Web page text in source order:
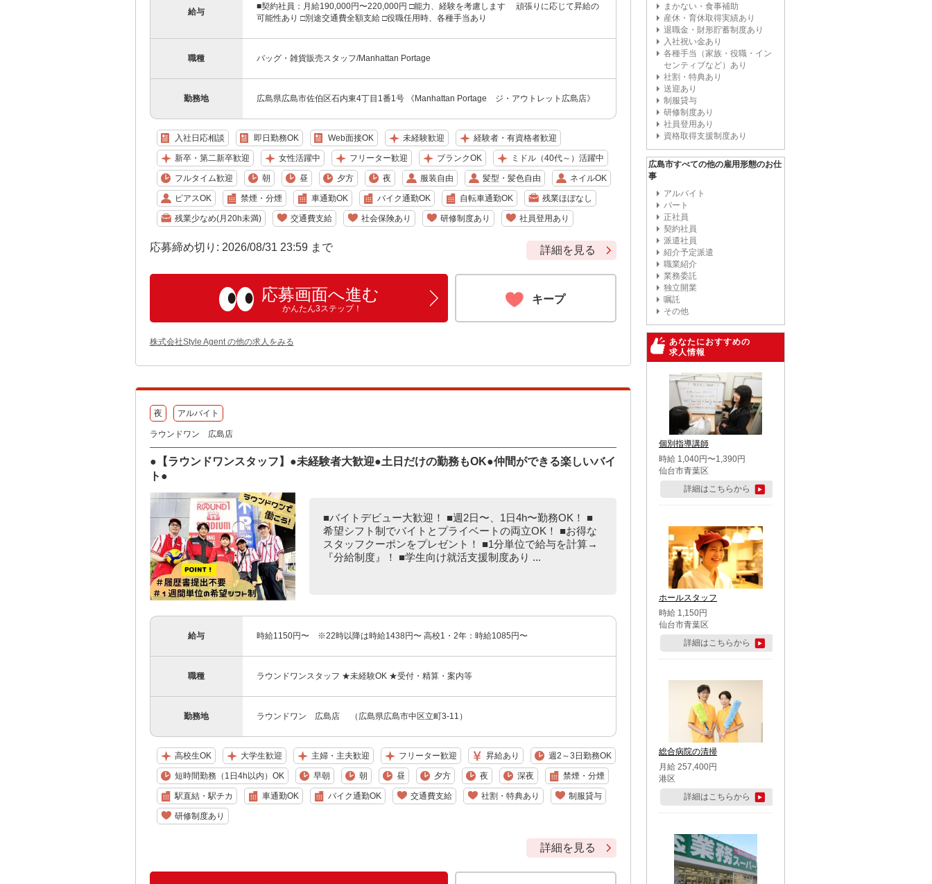
給与
■契約社員：月給190,000円〜220,000円 □能力、経験を考慮します 頑張りに応じて昇給の
可能性あり □別途交通費全額支給 □役職任用時、各種手当あり
職種 バッグ・雑貨販売スタッフ/Manhattan Portage
勤務地 広島県広島市佐伯区石内東4丁目1番1号 《Manhattan Portage ジ・アウトレット広島店》
入社日応相談 即日勤務OK Web面接OK 未経験歓迎 経験者・有資格者歓迎
新卒・第二新卒歓迎 女性活躍中 フリーター歓迎 ブランクOK ミドル（40代～）活躍中
フルタイム歓迎 朝 昼 夕方 夜 服装自由 髪型・髪色自由 ネイルOK
ピアスOK 禁煙・分煙 車通勤OK バイク通勤OK 自転車通勤OK 残業ほぼなし
残業少なめ(月20h未満) 交通費支給 社会保険あり 研修制度あり 社員登用あり
応募締め切り: 2026/08/31 23:59 まで 詳細を見る
応募画面へ進む
かんたん3ステップ！
キープ
株式会社Style Agent の他の求人をみる
夜 アルバイト
ラウンドワン 広島店
●【ラウンドワンスタッフ】●未経験者大歓迎●土日だけの勤務もOK●仲間ができる楽しいバイ
ト●
■バイトデビュー大歓迎！ ■週2日〜、1日4h〜勤務OK！ ■
希望シフト制でバイトとプライベートの両立OK！ ■お得な
スタッフクーポンをプレゼント！ ■1分単位で給与を計算→
『分給制度』！ ■学生向け就活支援制度あり ...
給与 時給1150円〜 ※22時以降は時給1438円〜 高校1・2年：時給1085円〜
職種 ラウンドワンスタッフ ★未経験OK ★受付・精算・案内等
勤務地 ラウンドワン 広島店 （広島県広島市中区立町3-11）
高校生OK 大学生歓迎 主婦・主夫歓迎 フリーター歓迎 昇給あり 週2～3日勤務OK
短時間勤務（1日4h以内）OK 早朝 朝 昼 夕方 夜 深夜 禁煙・分煙
駅直結・駅チカ 車通勤OK バイク通勤OK 交通費支給 社割・特典あり 制服貸与
研修制度あり
詳細を見る
まかない・食事補助
産休・育休取得実績あり
退職金・財形貯蓄制度あり
入社祝い金あり
各種手当（家族・役職・イン
センティブなど）あり
社割・特典あり
送迎あり
制服貸与
研修制度あり
社員登用あり
資格取得支援制度あり
広島市すべての他の雇用形態のお仕
事
アルバイト
パート
正社員
契約社員
派遣社員
紹介予定派遣
職業紹介
業務委託
独立開業
嘱託
その他
あなたにおすすめの
求人情報
個別指導講師
時給 1,040円〜1,390円
仙台市青葉区
詳細はこちらから
ホールスタッフ
時給 1,150円
仙台市青葉区
詳細はこちらから
総合病院の清掃
月給 257,400円
港区
詳細はこちらから